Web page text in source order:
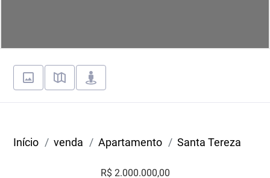
Início venda Apartamento Santa Tereza
R$ 2.000.000,00